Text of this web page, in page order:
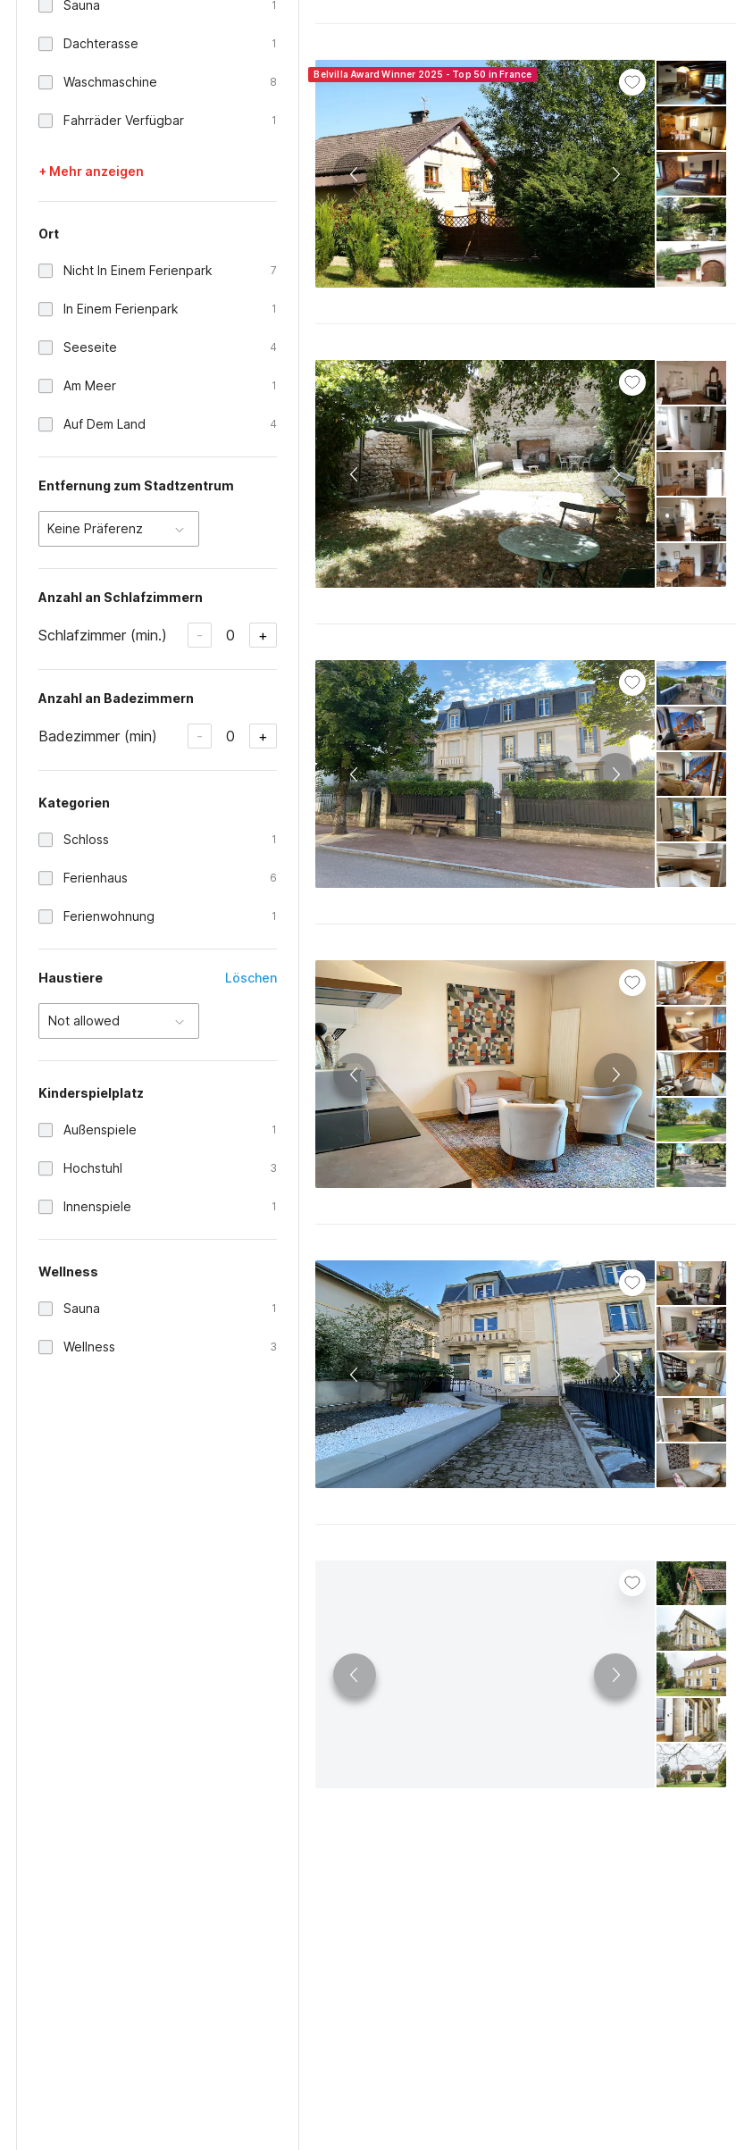
Sauna 1
Dachterasse 1
Waschmaschine 8
Fahrräder Verfügbar 1
+ Mehr anzeigen
Ort
Nicht In Einem Ferienpark 7
In Einem Ferienpark 1
Seeseite 4
Am Meer 1
Auf Dem Land 4
Entfernung zum Stadtzentrum
Keine Präferenz
Anzahl an Schlafzimmern
Schlafzimmer (min.) - 0 +
Anzahl an Badezimmern
Badezimmer (min) - 0 +
Kategorien
Schloss 1
Ferienhaus 6
Ferienwohnung 1
Haustiere Löschen
Not allowed
Kinderspielplatz
Außenspiele 1
Hochstuhl 3
Innenspiele 1
Wellness
Sauna 1
Wellness 3
Belvilla Award Winner 2025 - Top 50 in France